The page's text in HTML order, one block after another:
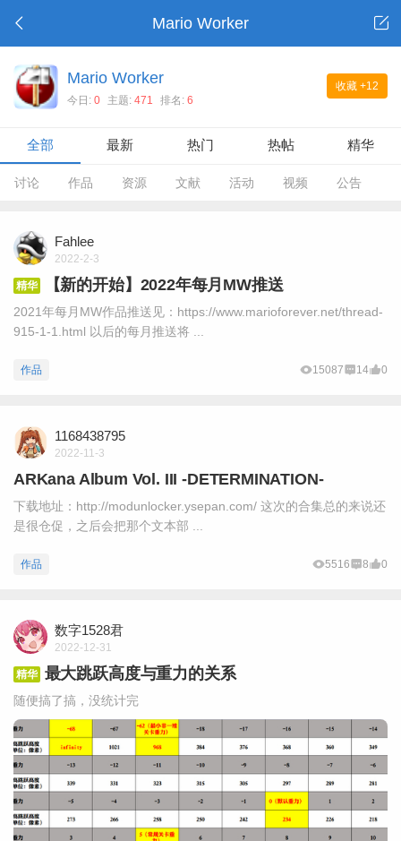
Mario Worker
收藏 +12
Mario Worker
今日: 0 主题: 471 排名: 6
全部 最新 热门 热帖 精华
讨论 作品 资源 文献 活动 视频 公告
Fahlee
2022-2-3
精华 【新的开始】2022年每月MW推送
2021年每月MW作品推送见：https://www.marioforever.net/thread-
915-1-1.html 以后的每月推送将 ...
作品 15087 14 0
1168438795
2022-11-3
ARKana Album Vol. III -DETERMINATION-
下载地址：http://modunlocker.ysepan.com/ 这次的合集总的来说还
是很仓促，之后会把那个文本部 ...
作品 5516 8 0
数字1528君
2022-12-31
精华 最大跳跃高度与重力的关系
随便搞了搞，没统计完